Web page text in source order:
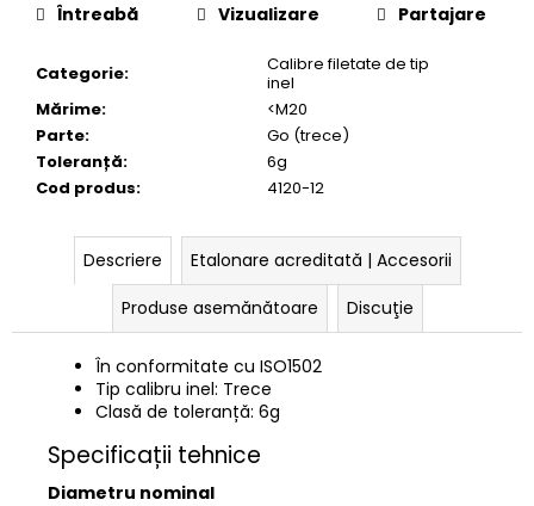
Categorie:
Calibre filetate de tip
inel
Mărime:
<M20
Parte:
Go (trece)
Toleranță:
6g
Cod produs: 4120-12
Întreabă Vizualizare Partajare
Descriere
Etalonare acreditată | Accesorii
Produse asemănătoare
Discuţie
În conformitate cu ISO1502
Tip calibru inel: Trece
Clasă de toleranță: 6g
Specificații tehnice
Diametru nominal